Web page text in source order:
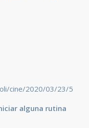
cine/2020/03/23/
alguna rutina